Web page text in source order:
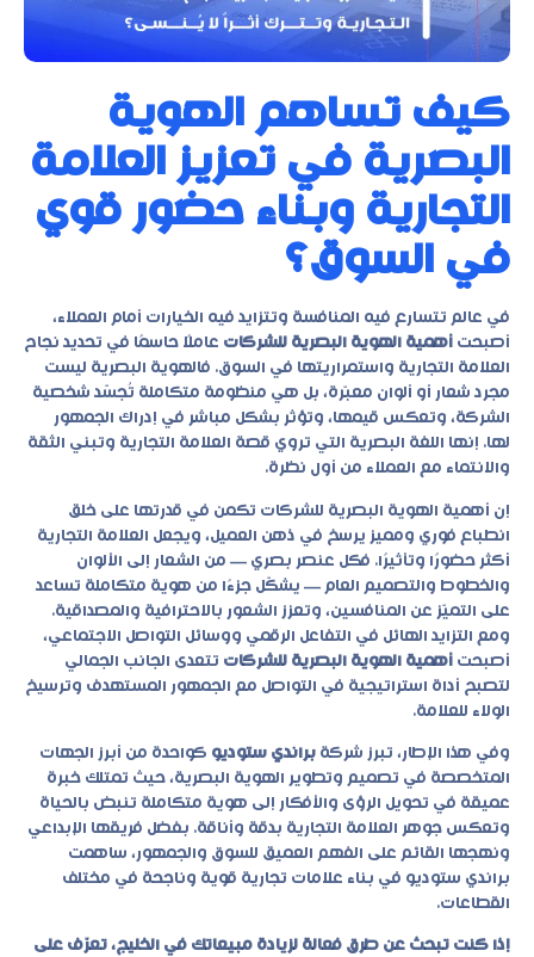
كيف تساهم الهوية
البصرية في تعزيز العلامة
التجارية وبناء حضور قوي
في السوق؟
في عالم تتسارع فيه المنافسة وتتزايد فيه الخيارات أمام العملاء،
أصبحت أهمية الهوية البصرية للشركات عاملًا حاسمًا في تحديد نجاح
العلامة التجارية واستمراريتها في السوق. فالهوية البصرية ليست
مجرد شعار أو ألوان معبّرة، بل هي منظومة متكاملة تُجسّد شخصية
الشركة، وتعكس قيمها، وتؤثر بشكل مباشر في إدراك الجمهور
لها. إنها اللغة البصرية التي تروي قصة العلامة التجارية وتبني الثقة
والانتماء مع العملاء من أول نظرة.
إن أهمية الهوية البصرية للشركات تكمن في قدرتها على خلق
انطباع فوري ومميز يرسخ في ذهن العميل، ويجعل العلامة التجارية
أكثر حضورًا وتأثيرًا. فكل عنصر بصري — من الشعار إلى الألوان
والخطوط والتصميم العام — يشكّل جزءًا من هوية متكاملة تساعد
على التميّز عن المنافسين، وتعزز الشعور بالاحترافية والمصداقية.
ومع التزايد الهائل في التفاعل الرقمي ووسائل التواصل الاجتماعي،
أصبحت أهمية الهوية البصرية للشركات تتعدى الجانب الجمالي
لتصبح أداة استراتيجية في التواصل مع الجمهور المستهدف وترسيخ
الولاء للعلامة.
وفي هذا الإطار، تبرز شركة براندي ستوديو كواحدة من أبرز الجهات
المتخصصة في تصميم وتطوير الهوية البصرية، حيث تمتلك خبرة
عميقة في تحويل الرؤى والأفكار إلى هوية متكاملة تنبض بالحياة
وتعكس جوهر العلامة التجارية بدقة وأناقة. بفضل فريقها الإبداعي
ونهجها القائم على الفهم العميق للسوق والجمهور، ساهمت
براندي ستوديو في بناء علامات تجارية قوية وناجحة في مختلف
القطاعات.
إذا كنت تبحث عن طرق فعالة لزيادة مبيعاتك في الخليج، تعرّف على